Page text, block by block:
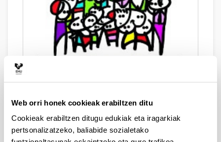
Web orri honek cookieak erabiltzen ditu
Cookieak erabiltzen ditugu edukiak eta iragarkiak
pertsonalizatzeko, baliabide sozialetako
Zurriola Ikastola (Donostia)